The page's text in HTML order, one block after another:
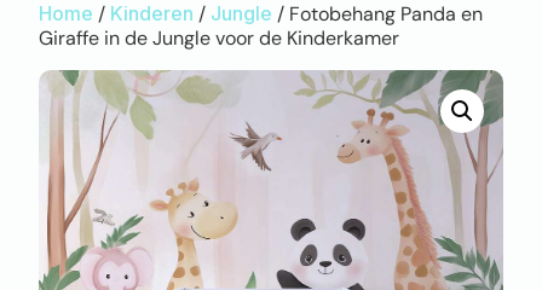
Home / Kinderen / Jungle / Fotobehang Panda en
Giraffe in de Jungle voor de Kinderkamer